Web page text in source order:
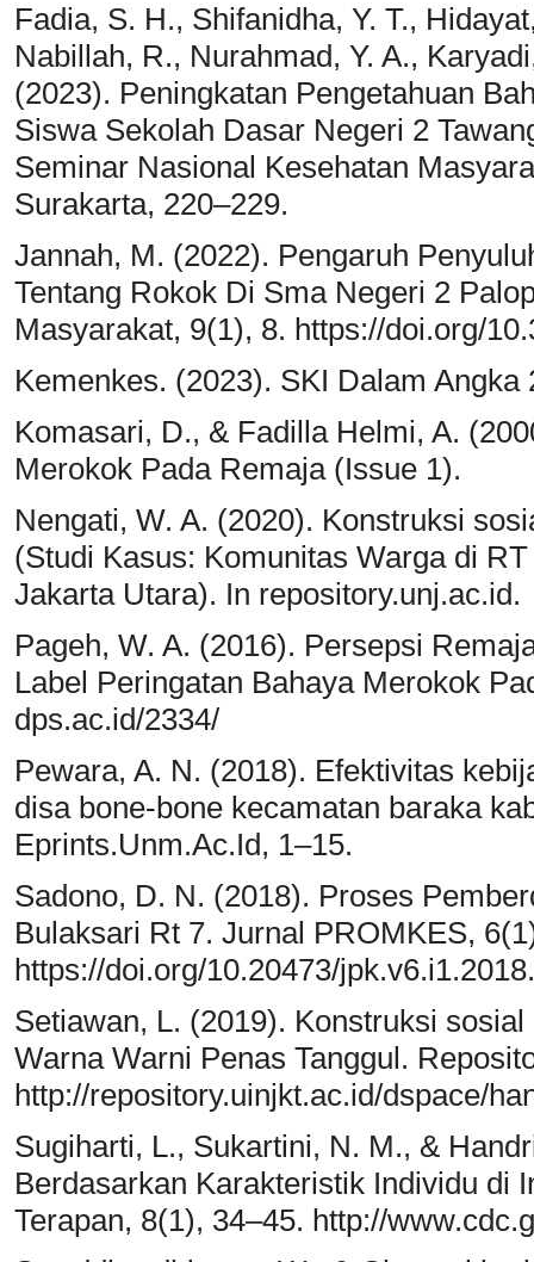
Fadia, S. H., Shifanidha, Y. T.,
Nabillah, R., Nurahmad, Y. A.,
(2023). Peningkatan Pengetahuan
Siswa Sekolah Dasar Negeri 2
Seminar Nasional Kesehatan
Surakarta, 220–229.
Jannah, M. (2022). Pengaruh
Tentang Rokok Di Sma Negeri 2
Masyarakat, 9(1), 8. https://doi.org/
Kemenkes. (2023). SKI Dalam
Komasari, D., & Fadilla Helmi, A.
Merokok Pada Remaja (Issue 1).
Nengati, W. A. (2020). Konstruksi
(Studi Kasus: Komunitas Warga di
Jakarta Utara). In repository.unj.ac.id.
Pageh, W. A. (2016). Persepsi
Label Peringatan Bahaya Merokok
dps.ac.id/2334/
Pewara, A. N. (2018). Efektivitas
disa bone-bone kecamatan baraka
Eprints.Unm.Ac.Id, 1–15.
Sadono, D. N. (2018). Proses
Bulaksari Rt 7. Jurnal PROMKES,
https://doi.org/10.20473/
Setiawan, L. (2019). Konstruksi
Warna Warni Penas Tanggul.
http://repository.uinjkt.ac.id/dspace/
Sugiharti, L., Sukartini, N. M., &
Berdasarkan Karakteristik Individu di
Terapan, 8(1), 34–45. http://